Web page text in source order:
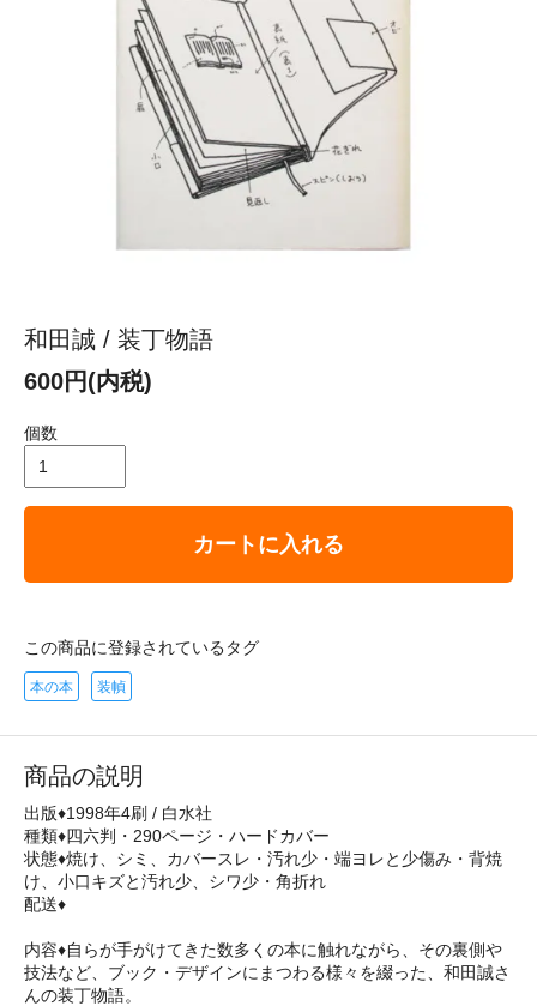
和田誠 / 装丁物語
600円(内税)
個数
カートに入れる
この商品に登録されているタグ
本の本 装幀
商品の説明
出版♦1998年4刷 / 白水社
種類♦四六判・290ページ・ハードカバー
状態♦焼け、シミ、カバースレ・汚れ少・端ヨレと少傷み・背焼
け、小口キズと汚れ少、シワ少・角折れ
配送♦
内容♦自らが手がけてきた数多くの本に触れながら、その裏側や
技法など、ブック・デザインにまつわる様々を綴った、和田誠さ
んの装丁物語。